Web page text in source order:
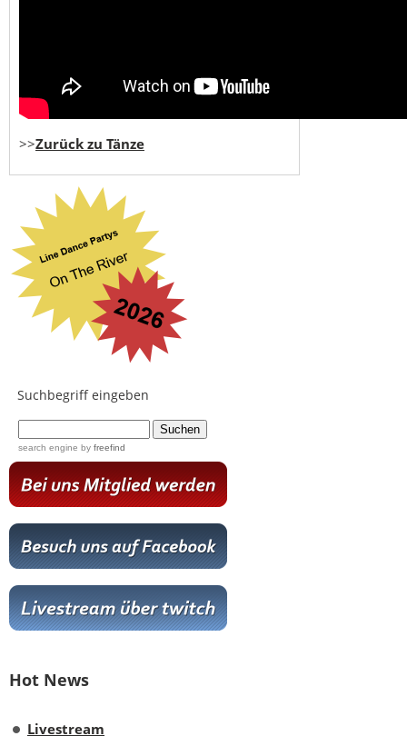
>>Zurück zu Tänze
Suchbegriff eingeben
search engine by freefind
Hot News
Livestream